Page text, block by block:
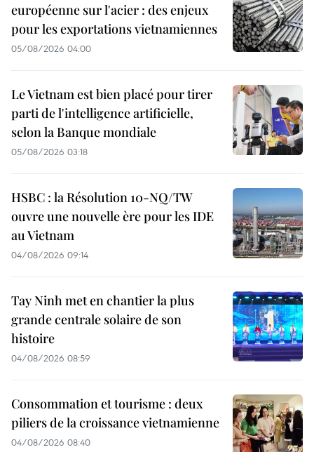
européenne sur l'acier : des enjeux
pour les exportations vietnamiennes
05/08/2026 04:00
Le Vietnam est bien placé pour tirer
parti de l'intelligence artificielle,
selon la Banque mondiale
05/08/2026 03:18
HSBC : la Résolution 10-NQ/TW
ouvre une nouvelle ère pour les IDE
au Vietnam
04/08/2026 09:14
Tay Ninh met en chantier la plus
grande centrale solaire de son
histoire
04/08/2026 08:59
Consommation et tourisme : deux
piliers de la croissance vietnamienne
04/08/2026 08:40